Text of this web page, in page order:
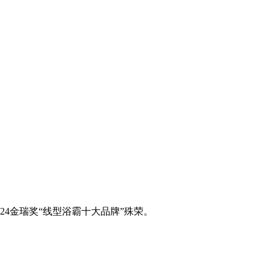
瑞奖“线型浴霸十大品牌”殊荣。